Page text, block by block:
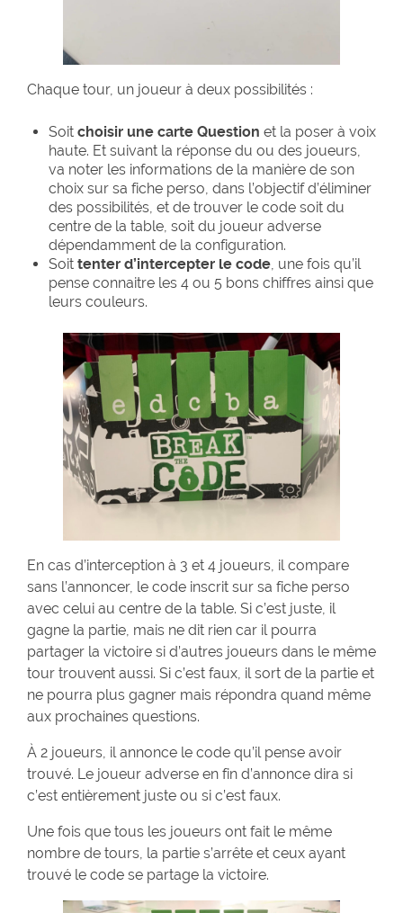
Chaque tour, un joueur à deux possibilités :
Soit choisir une carte Question et la poser à voix
haute. Et suivant la réponse du ou des joueurs,
va noter les informations de la manière de son
choix sur sa fiche perso, dans l’objectif d’éliminer
des possibilités, et de trouver le code soit du
centre de la table, soit du joueur adverse
dépendamment de la configuration.
Soit tenter d’intercepter le code , une fois qu’il
pense connaitre les 4 ou 5 bons chiffres ainsi que
leurs couleurs.
En cas d’interception à 3 et 4 joueurs, il compare
sans l’annoncer, le code inscrit sur sa fiche perso
avec celui au centre de la table. Si c’est juste, il
gagne la partie, mais ne dit rien car il pourra
partager la victoire si d’autres joueurs dans le même
tour trouvent aussi. Si c’est faux, il sort de la partie et
ne pourra plus gagner mais répondra quand même
aux prochaines questions.
À 2 joueurs, il annonce le code qu’il pense avoir
trouvé. Le joueur adverse en fin d’annonce dira si
c’est entièrement juste ou si c’est faux.
Une fois que tous les joueurs ont fait le même
nombre de tours, la partie s’arrête et ceux ayant
trouvé le code se partage la victoire.